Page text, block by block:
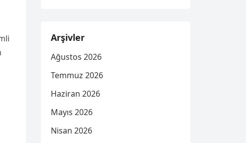
Arşivler
Ağustos 2026
Temmuz 2026
Haziran 2026
Mayıs 2026
Nisan 2026